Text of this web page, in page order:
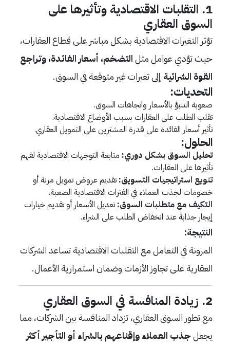
1. التقلبات الاقتصادية وتأثيرها على
السوق العقاري
تؤثر التغيرات الاقتصادية بشكل مباشر على قطاع العقارات،
حيث تؤدي عوامل مثلالتضخم، أسعار الفائدة، وتراجع
القوة الشرائية إلى تغيرات غير متوقعة في السوق.
التحديات:
صعوبة التنبؤ بالأسعار واتجاهات السوق.
تقلب الطلب على العقارات بسبب الأوضاع الاقتصادية.
تأثير أسعار الفائدة على قدرة المشترين على التمويل العقاري.
الحلول:
تحليل السوق بشكل دوري: متابعة التوجهات الاقتصادية لفهم
تأثيرها على العقارات.
تنويع استراتيجيات التسويق: تقديم عروض تمويل مرنة أو
خصومات لجذب العملاء في الفترات الاقتصادية الصعبة.
التكيف مع متطلبات السوق: تعديل الأسعار أو تقديم خيارات
إيجار جذابة عند انخفاض الطلب على الشراء.
النتيجة:
المرونة في التعامل مع التقلبات الاقتصادية تساعد الشركات
العقارية على تجاوز الأزمات وضمان استمرارية الأعمال.
2. زيادة المنافسة في السوق العقاري
مع تطور السوق العقاري، تزداد المنافسة بين الشركات، مما
يجعلجذب العملاء وإقناعهم بالشراء أو التأجير أكثر